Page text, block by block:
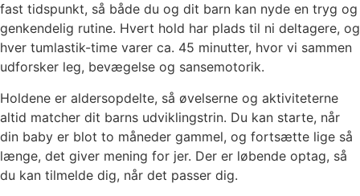
fast tidspunkt, så både du og dit barn kan nyde en tryg og
genkendelig rutine. Hvert hold har plads til ni deltagere, og
hver tumlastik-time varer ca. 45 minutter, hvor vi sammen
udforsker leg, bevægelse og sansemotorik.
Holdene er aldersopdelte, så øvelserne og aktiviteterne
altid matcher dit barns udviklingstrin. Du kan starte, når
din baby er blot to måneder gammel, og fortsætte lige så
længe, det giver mening for jer. Der er løbende optag, så
du kan tilmelde dig, når det passer dig.